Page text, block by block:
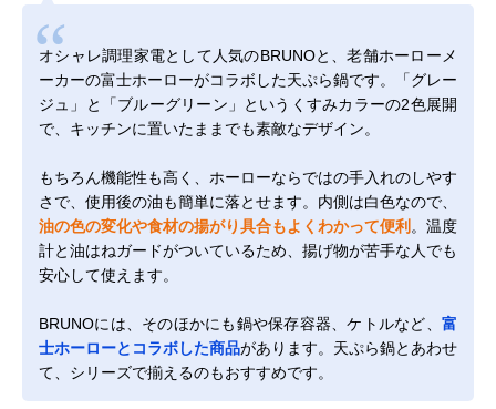
オシャレ調理家電として人気のBRUNOと、老舗ホーローメ
ーカーの富士ホーローがコラボした天ぷら鍋です。「グレー
ジュ」と「ブルーグリーン」というくすみカラーの2色展開
で、キッチンに置いたままでも素敵なデザイン。
もちろん機能性も高く、ホーローならではの手入れのしやす
さで、使用後の油も簡単に落とせます。内側は白色なので、
油の色の変化や食材の揚がり具合もよくわかって便利 。温度
計と油はねガードがついているため、揚げ物が苦手な人でも
安心して使えます。
BRUNOには、そのほかにも鍋や保存容器、ケトルなど、 富
士ホーローとコラボした商品があります。天ぷら鍋とあわせ
て、シリーズで揃えるのもおすすめです。